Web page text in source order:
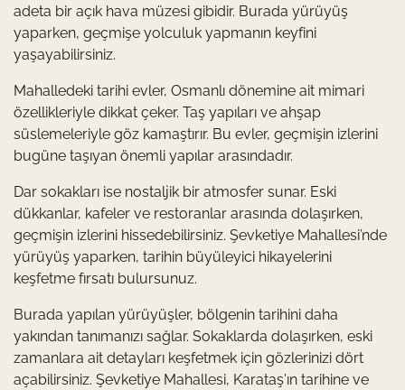
adeta bir açık hava müzesi gibidir. Burada yürüyüş
yaparken, geçmişe yolculuk yapmanın keyfini
yaşayabilirsiniz.
Mahalledeki tarihi evler, Osmanlı dönemine ait mimari
özellikleriyle dikkat çeker. Taş yapıları ve ahşap
süslemeleriyle göz kamaştırır. Bu evler, geçmişin izlerini
bugüne taşıyan önemli yapılar arasındadır.
Dar sokakları ise nostaljik bir atmosfer sunar. Eski
dükkanlar, kafeler ve restoranlar arasında dolaşırken,
geçmişin izlerini hissedebilirsiniz. Şevketiye Mahallesi’nde
yürüyüş yaparken, tarihin büyüleyici hikayelerini
keşfetme fırsatı bulursunuz.
Burada yapılan yürüyüşler, bölgenin tarihini daha
yakından tanımanızı sağlar. Sokaklarda dolaşırken, eski
zamanlara ait detayları keşfetmek için gözlerinizi dört
açabilirsiniz. Şevketiye Mahallesi, Karataş’ın tarihine ve